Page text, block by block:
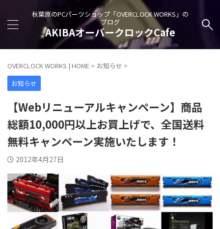
秋葉原のPCパーツショップ「OVERCLOCK WORKS」の
ブログ
AKIBAオーバークロックCafe
OVERCLOCK WORKS | HOME > お知らせ >
お知らせ
【Webリニューアルキャンペーン】商品
総額10,000円以上お買上げで、全国送料
無料キャンペーン実施いたします！
2012年4月27日